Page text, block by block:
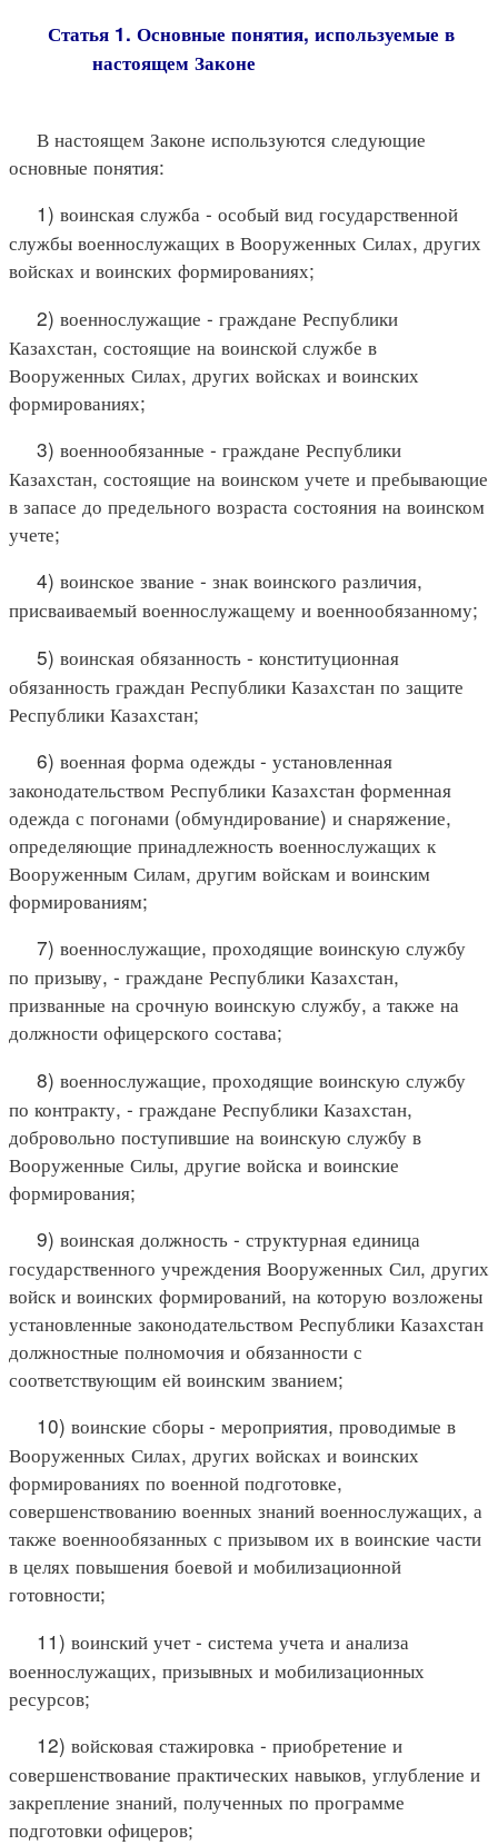
Статья 1. Основные понятия, используемые в
настоящем Законе
В настоящем Законе используются следующие
основные понятия:
1) воинская служба - особый вид государственной
службы военнослужащих в Вооруженных Силах, других
войсках и воинских формированиях;
2) военнослужащие - граждане Республики
Казахстан, состоящие на воинской службе в
Вооруженных Силах, других войсках и воинских
формированиях;
3) военнообязанные - граждане Республики
Казахстан, состоящие на воинском учете и пребывающие
в запасе до предельного возраста состояния на воинском
учете;
4) воинское звание - знак воинского различия,
присваиваемый военнослужащему и военнообязанному;
5) воинская обязанность - конституционная
обязанность граждан Республики Казахстан по защите
Республики Казахстан;
6) военная форма одежды - установленная
законодательством Республики Казахстан форменная
одежда с погонами (обмундирование) и снаряжение,
определяющие принадлежность военнослужащих к
Вооруженным Силам, другим войскам и воинским
формированиям;
7) военнослужащие, проходящие воинскую службу
по призыву, - граждане Республики Казахстан,
призванные на срочную воинскую службу, а также на
должности офицерского состава;
8) военнослужащие, проходящие воинскую службу
по контракту, - граждане Республики Казахстан,
добровольно поступившие на воинскую службу в
Вооруженные Силы, другие войска и воинские
формирования;
9) воинская должность - структурная единица
государственного учреждения Вооруженных Сил, других
войск и воинских формирований, на которую возложены
установленные законодательством Республики Казахстан
должностные полномочия и обязанности с
соответствующим ей воинским званием;
10) воинские сборы - мероприятия, проводимые в
Вооруженных Силах, других войсках и воинских
формированиях по военной подготовке,
совершенствованию военных знаний военнослужащих, а
также военнообязанных с призывом их в воинские части
в целях повышения боевой и мобилизационной
готовности;
11) воинский учет - система учета и анализа
военнослужащих, призывных и мобилизационных
ресурсов;
12) войсковая стажировка - приобретение и
совершенствование практических навыков, углубление и
закрепление знаний, полученных по программе
подготовки офицеров;